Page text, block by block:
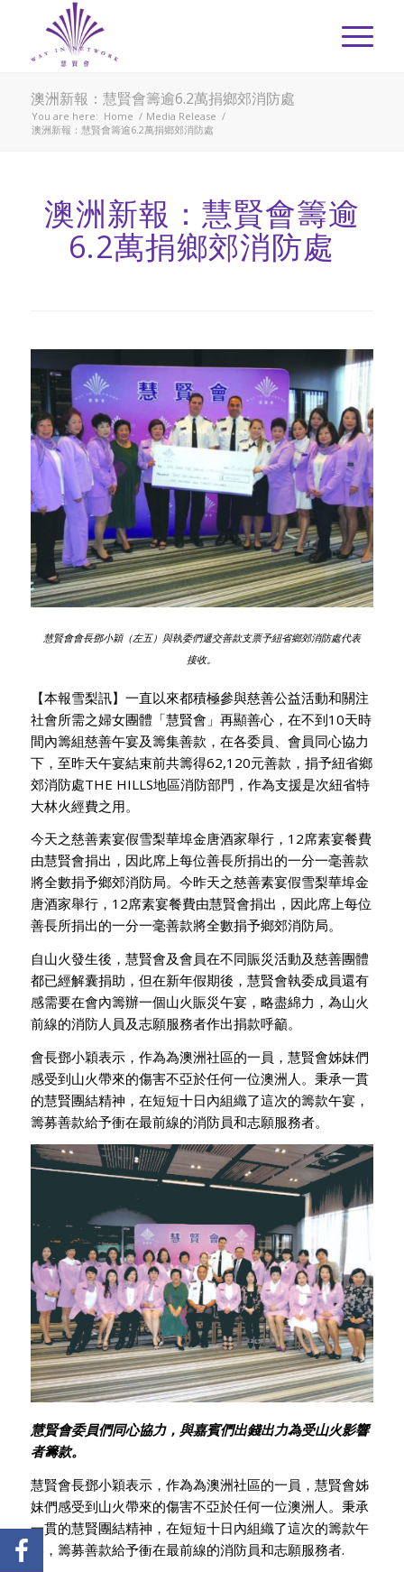
澳洲新報：慧賢會籌逾6.2萬捐鄉郊消防處
You are here: Home / Media Release /
澳洲新報：慧賢會籌逾6.2萬捐鄉郊消防處
澳洲新報：慧賢會籌逾
6.2萬捐鄉郊消防處
慧賢會會長鄧小穎（左五）與執委們遞交善款支票予紐省鄉郊消防處代表
接收。
【本報雪梨訊】一直以來都積極參與慈善公益活動和關注
社會所需之婦女團體「慧賢會」再顯善心，在不到10天時
間內籌組慈善午宴及籌集善款，在各委員、會員同心協力
下，至昨天午宴結束前共籌得62,120元善款，捐予紐省鄉
郊消防處THE HILLS地區消防部門，作為支援是次紐省特
大林火經費之用。
今天之慈善素宴假雪梨華埠金唐酒家舉行，12席素宴餐費
由慧賢會捐出，因此席上每位善長所捐出的一分一毫善款
將全數捐予鄉郊消防局。今昨天之慈善素宴假雪梨華埠金
唐酒家舉行，12席素宴餐費由慧賢會捐出，因此席上每位
善長所捐出的一分一毫善款將全數捐予鄉郊消防局。
自山火發生後，慧賢會及會員在不同賑災活動及慈善團體
都已經解囊捐助，但在新年假期後，慧賢會執委成員還有
感需要在會內籌辦一個山火賑災午宴，略盡綿力，為山火
前線的消防人員及志願服務者作出捐款呼籲。
會長鄧小穎表示，作為為澳洲社區的一員，慧賢會姊妹們
感受到山火帶來的傷害不亞於任何一位澳洲人。秉承一貫
的慧賢團結精神，在短短十日內組織了這次的籌款午宴，
籌募善款給予衝在最前線的消防員和志願服務者。
慧賢會委員們同心協力，與嘉賓們出錢出力為受山火影響
者籌款。
慧賢會長鄧小穎表示，作為為澳洲社區的一員，慧賢會姊
妹們感受到山火帶來的傷害不亞於任何一位澳洲人。秉承
一貫的慧賢團結精神，在短短十日內組織了這次的籌款午
宴，籌募善款給予衝在最前線的消防員和志願服務者.